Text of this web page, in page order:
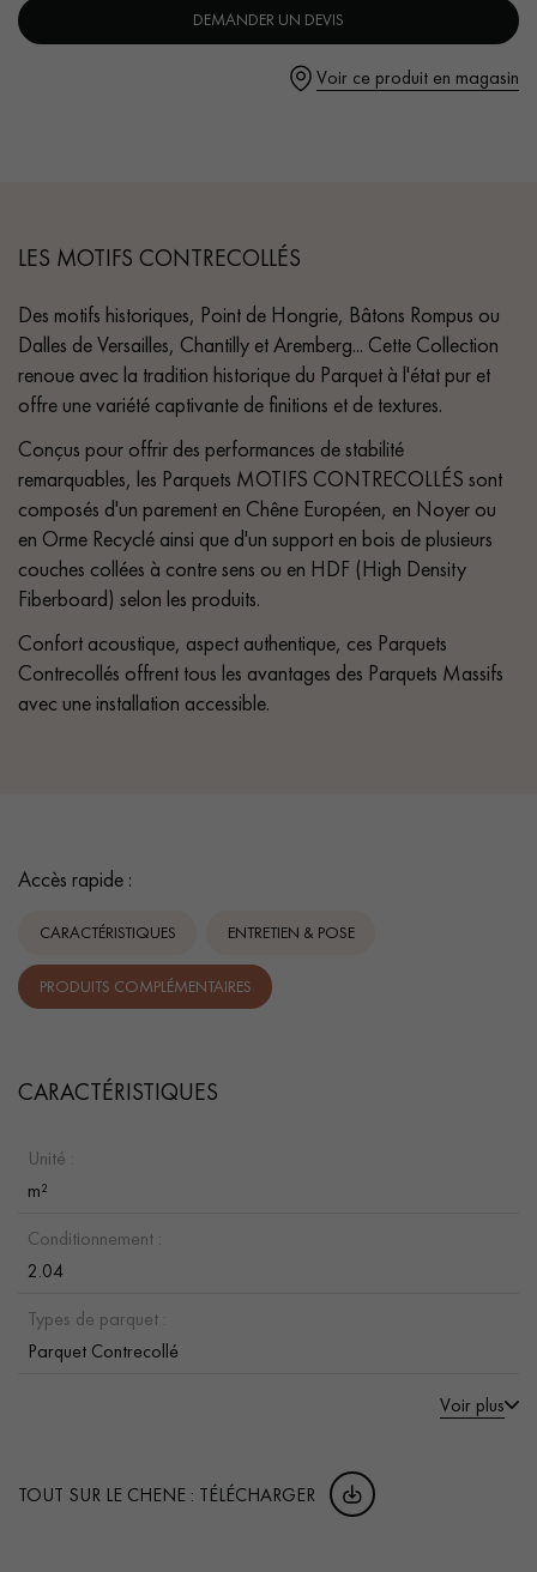
DEMANDER UN DEVIS
Voir ce produit en magasin
LES MOTIFS CONTRECOLLÉS
Des motifs historiques, Point de Hongrie, Bâtons Rompus ou
Dalles de Versailles, Chantilly et Aremberg... Cette Collection
renoue avec la tradition historique du Parquet à l'état pur et
offre une variété captivante de finitions et de textures.
Conçus pour offrir des performances de stabilité
remarquables, les Parquets MOTIFS CONTRECOLLÉS sont
composés d'un parement en Chêne Européen, en Noyer ou
en Orme Recyclé ainsi que d'un support en bois de plusieurs
couches collées à contre sens ou en HDF (High Density
Fiberboard) selon les produits.
Confort acoustique, aspect authentique, ces Parquets
Contrecollés offrent tous les avantages des Parquets Massifs
avec une installation accessible.
Accès rapide :
CARACTÉRISTIQUES ENTRETIEN & POSE
PRODUITS COMPLÉMENTAIRES
CARACTÉRISTIQUES
Unité :
m²
Conditionnement :
2.04
Types de parquet :
Parquet Contrecollé
Voir plus
TOUT SUR LE CHENE : TÉLÉCHARGER